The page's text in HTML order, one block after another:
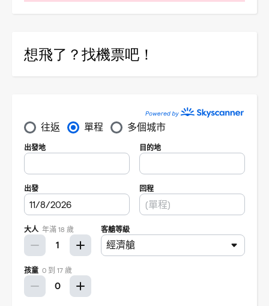
想飛了？找機票吧！